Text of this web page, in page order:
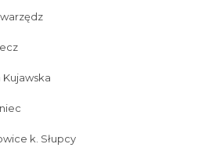
Kujawska
k. Słupcy